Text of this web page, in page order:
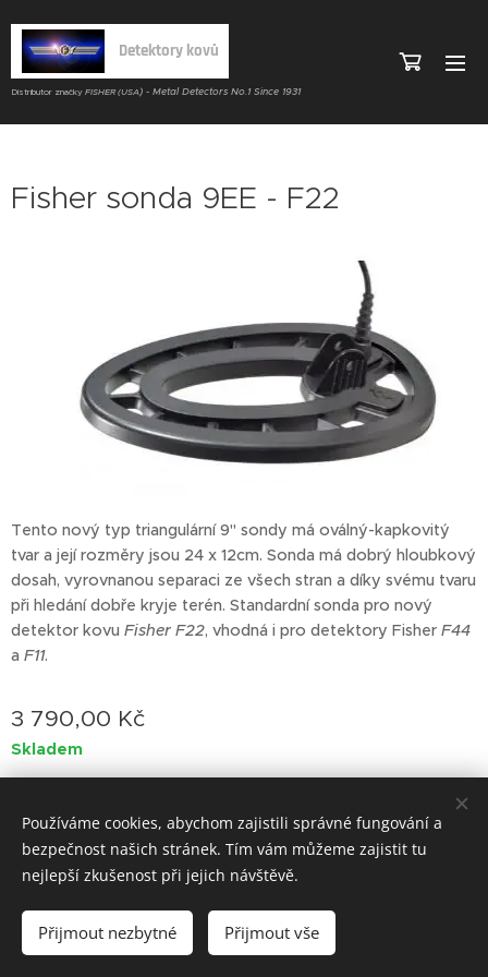
Detektory kovů
Distributor značky FISHER (USA) - Metal Detectors No.1 Since 1931
Fisher sonda 9EE - F22
Tento nový typ triangulární 9" sondy má oválný-kapkovitý
tvar a její rozměry jsou 24 x 12cm. Sonda má dobrý hloubkový
dosah, vyrovnanou separaci ze všech stran a díky svému tvaru
při hledání dobře kryje terén. Standardní sonda pro nový
detektor kovu Fisher F22, vhodná i pro detektory Fisher F44
a F11.
3 790,00 Kč
Skladem
Do košíku
Vytvořeno službouWebnode Cookies
Používáme cookies, abychom zajistili správné fungování a
bezpečnost našich stránek. Tím vám můžeme zajistit tu
nejlepší zkušenost při jejich návštěvě.
Přijmout nezbytné Přijmout vše